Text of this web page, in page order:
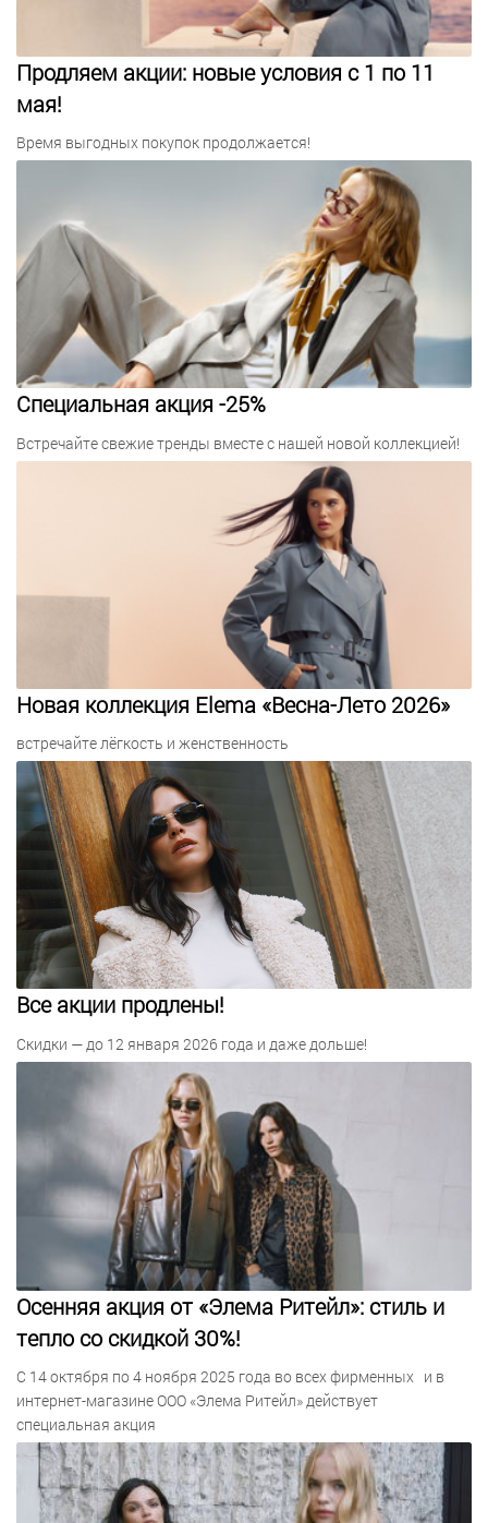
Продляем акции: новые условия с 1 по 11
мая!
Время выгодных покупок продолжается!
Специальная акция -25%
Встречайте свежие тренды вместе с нашей новой коллекцией!
Новая коллекция Elema «Весна-Лето 2026»
встречайте лёгкость и женственность
Все акции продлены!
Скидки — до 12 января 2026 года и даже дольше!
Осенняя акция от «Элема Ритейл»: стиль и
тепло со скидкой 30%!
С 14 октября по 4 ноября 2025 года во всех фирменных и в
интернет-магазине ООО «Элема Ритейл» действует
специальная акция